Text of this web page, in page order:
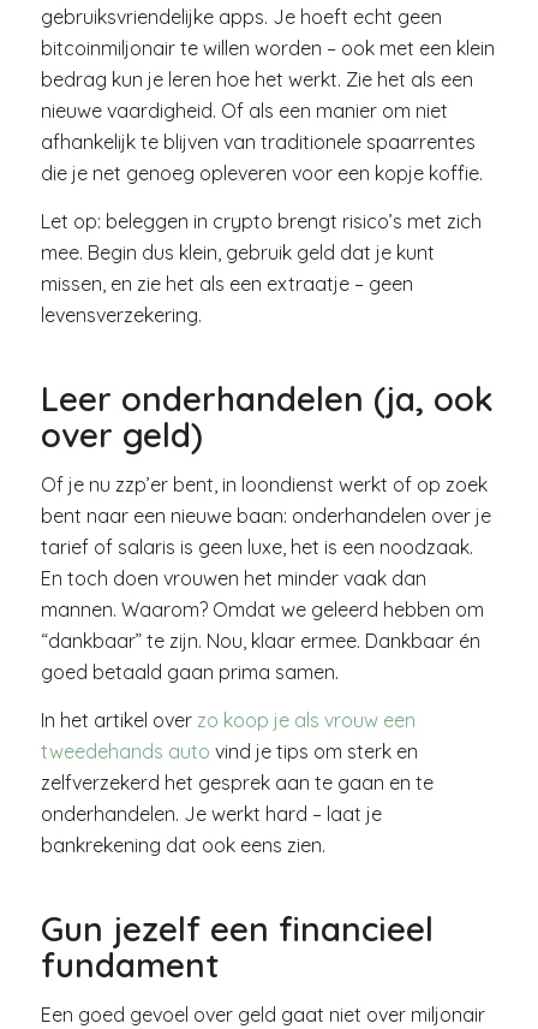
gebruiksvriendelijke apps. Je hoeft echt geen
bitcoinmiljonair te willen worden – ook met een klein
bedrag kun je leren hoe het werkt. Zie het als een
nieuwe vaardigheid. Of als een manier om niet
afhankelijk te blijven van traditionele spaarrentes
die je net genoeg opleveren voor een kopje koffie.
Let op: beleggen in crypto brengt risico’s met zich
mee. Begin dus klein, gebruik geld dat je kunt
missen, en zie het als een extraatje – geen
levensverzekering.
Leer onderhandelen (ja, ook
over geld)
Of je nu zzp’er bent, in loondienst werkt of op zoek
bent naar een nieuwe baan: onderhandelen over je
tarief of salaris is geen luxe, het is een noodzaak.
En toch doen vrouwen het minder vaak dan
mannen. Waarom? Omdat we geleerd hebben om
“dankbaar” te zijn. Nou, klaar ermee. Dankbaar én
goed betaald gaan prima samen.
In het artikel over zo koop je als vrouw een
tweedehands auto vind je tips om sterk en
zelfverzekerd het gesprek aan te gaan en te
onderhandelen. Je werkt hard – laat je
bankrekening dat ook eens zien.
Gun jezelf een financieel
fundament
Een goed gevoel over geld gaat niet over miljonair